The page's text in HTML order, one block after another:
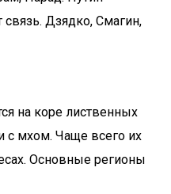
Дзядко, Смагин,
на коре лиственных
с мхом. Чаще всего их
Основные регионы